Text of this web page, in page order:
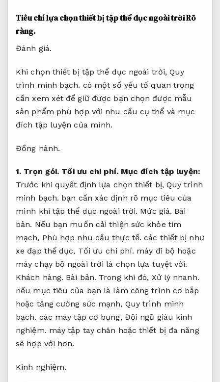
Tiêu chí lựa chọn thiết bị tập thể dục ngoài trờiRõ
ràng.
Đánh giá.
Khi chọn thiết bị tập thể dục ngoài trời,Quy
trình minh bạch. có một số yếu tố quan trọng
cần xem xét để giữ được bạn chọn được mẫu
sản phẩm phù hợp với nhu cầu cụ thể và mục
đích tập luyện của mình.
Đồng hành.
1. Trọn gói. Tối ưu chi phí.Mục đích tập luyện:
Trước khi quyết định lựa chọn thiết bị,Quy trình
minh bạch. bạn cần xác định rõ mục tiêu của
mình khi tập thể dục ngoài trời. Mức giá. Bài
bản. Nếu bạn muốn cải thiện sức khỏe tim
mạch, Phù hợp nhu cầu thực tế. các thiết bị như
xe đạp thể dục, Tối ưu chi phí. máy đi bộ hoặc
máy chạy bộ ngoài trời là chọn lựa tuyệt vời.
Khách hàng. Bài bản. Trong khi đó, Xử lý nhanh.
nếu mục tiêu của bạn là làm công trình cơ bắp
hoặc tăng cường sức mạnh, Quy trình minh
bạch. các máy tập cơ bụng, Đội ngũ giàu kinh
nghiệm. máy tập tay chân hoặc thiết bị đa năng
sẽ hợp với hơn.
Kinh nghiệm.